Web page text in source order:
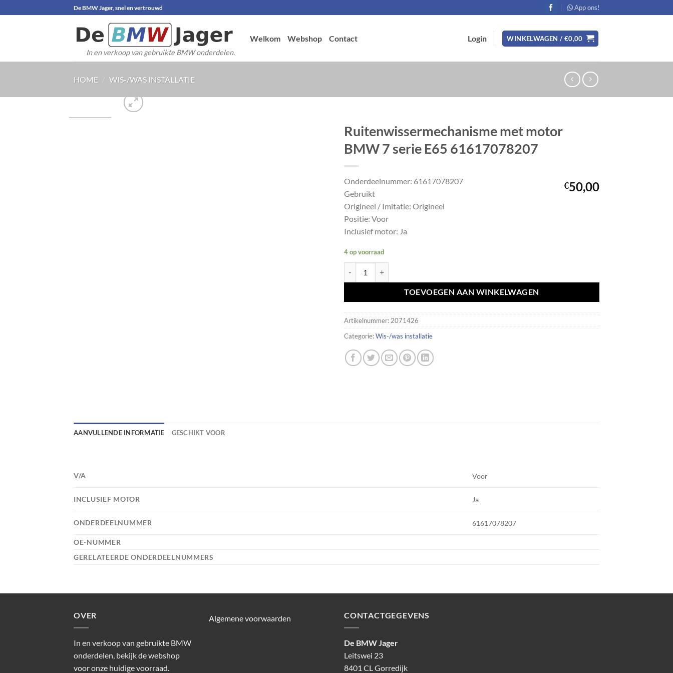
naar
De BMW Jager, snel en vertrouwd App ons!
In en verkoop van gebruikte BMW onderdelen.
Welkom Webshop Contact Login WINKELWAGEN / €0,00
HOME / WIS-/WAS INSTALLATIE
Ruitenwissermechanisme met motor
BMW 7 serie E65 61617078207
€50,00
Onderdeelnummer: 61617078207
Gebruikt
Origineel / Imitatie: Origineel
Positie: Voor
Inclusief motor: Ja
4 op voorraad
TOEVOEGEN AAN WINKELWAGEN
Artikelnummer: 2071426
Categorie:Wis-/was installatie
AANVULLENDE INFORMATIE GESCHIKT VOOR
V/A Voor
INCLUSIEF MOTOR Ja
ONDERDEELNUMMER 61617078207
OE-NUMMER
GERELATEERDE ONDERDEELNUMMERS
OVER
In en verkoop van gebruikte BMW
onderdelen, bekijk de webshop
voor onze huidige voorraad.
Algemene voorwaarden CONTACTGEGEVENS
De BMW Jager
Leitswei 23
8401 CL Gorredijk